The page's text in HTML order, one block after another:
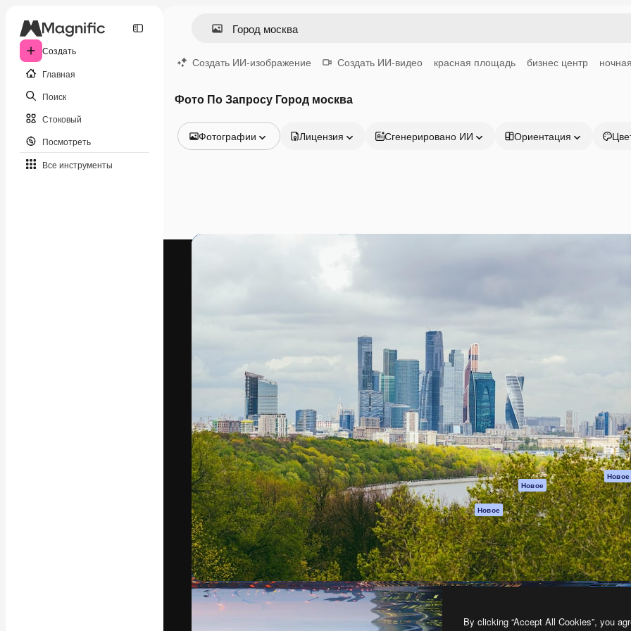
Создать
Главная
Поиск
Стоковый
Посмотреть
Все инструменты
Создать ИИ-изображение Создать ИИ-видео красная площадь бизнес центр
Фото По Запросу Город москва
Фотографии
Видео
Лицензия Сгенерировано ИИ Ориентация
ваших лучших работ. Более 1 миллиона
подписчиков среди креаторов,
предприятий, агентств и студий.
Pусский
Продукция
ИИ-помощник
Генератор
изображений ИИ
Генератор видео
ИИ
Генератор голоса
на основе ИИ
Стоковый контент
MCP для
Claude/ChatGPT
Новое
Агенты Новое
API
Мобильное
приложение
Все инструменты
Пакету ИИ
Условия и
положения
Политика
Оригиналы Новое
Политика
cookie
Центр доверия
Партнеры
Предприятие
By clicking “Accept All Cookies”, you